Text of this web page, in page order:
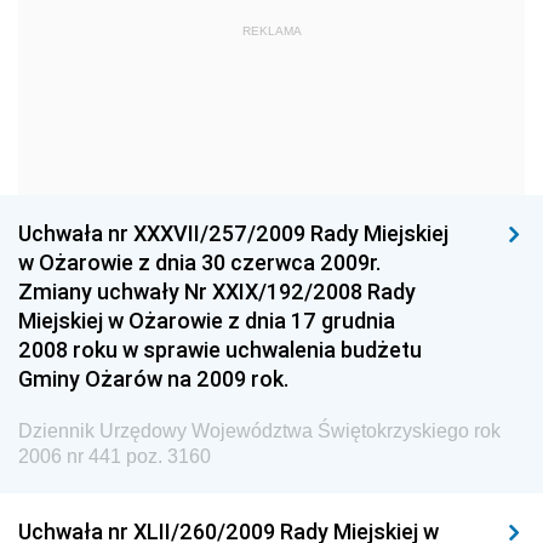
Dziennik Urzędowy Ministra Gospodarki
Dziennik Urzędowy Urzędu Ochrony Konkurencji i
Konsumentów
Dziennik Urzędowy Ministra Pracy i Polityki
Społecznej
Dziennik Urzędowy Urzędu Lotnictwa Cywilnego
Dziennik Urzędowy Ministerstwa Hutnictwa i
REKLAMA
Uchwała nr XXXVII/257/2009 Rady Miejskiej
w Ożarowie z dnia 30 czerwca 2009r.
Zmiany uchwały Nr XXIX/192/2008 Rady
Miejskiej w Ożarowie z dnia 17 grudnia
2008 roku w sprawie uchwalenia budżetu
Gminy Ożarów na 2009 rok.
Dziennik Urzędowy Województwa Świętokrzyskiego rok
2006 nr 441 poz. 3160
Uchwała nr XLII/260/2009 Rady Miejskiej w